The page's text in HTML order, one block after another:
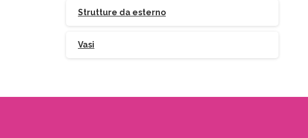
Strutture da esterno
Vasi